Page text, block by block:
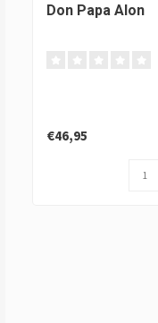
Don Papa Alon
€46,95